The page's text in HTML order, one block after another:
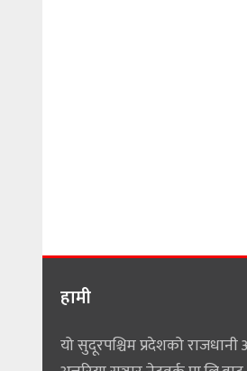
हामी
यो सुदूरपश्चिम प्रदेशको